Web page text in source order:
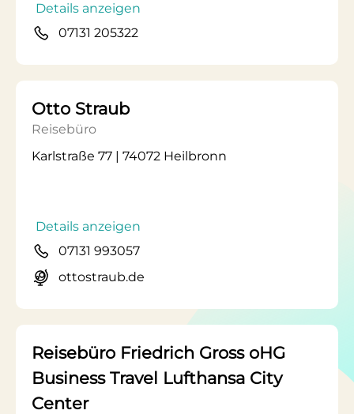
Details anzeigen
07131 205322
Otto Straub
Reisebüro
Karlstraße 77 | 74072 Heilbronn
Details anzeigen
07131 993057
ottostraub.de
Reisebüro Friedrich Gross oHG
Business Travel Lufthansa City
Center